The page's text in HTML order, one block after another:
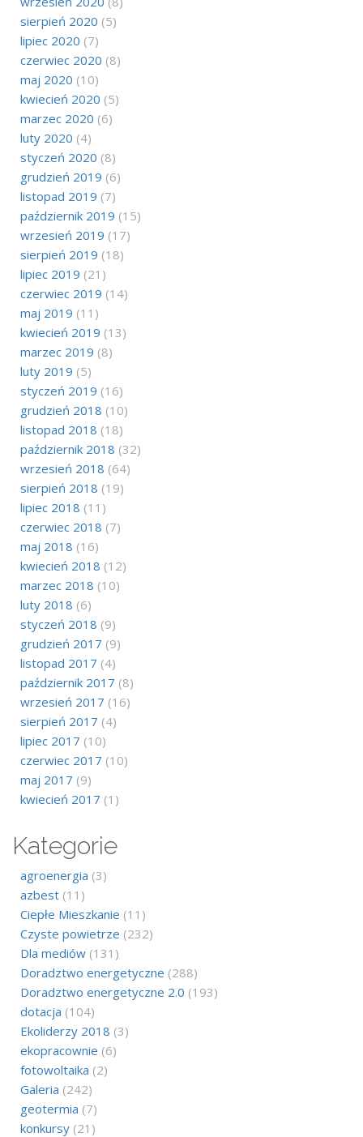
sierpień 2020 (5)
lipiec 2020 (7)
czerwiec 2020 (8)
maj 2020 (10)
kwiecień 2020 (5)
marzec 2020 (6)
luty 2020 (4)
styczeń 2020 (8)
grudzień 2019 (6)
listopad 2019 (7)
październik 2019 (15)
wrzesień 2019 (17)
sierpień 2019 (18)
lipiec 2019 (21)
czerwiec 2019 (14)
maj 2019 (11)
kwiecień 2019 (13)
marzec 2019 (8)
luty 2019 (5)
styczeń 2019 (16)
grudzień 2018 (10)
listopad 2018 (18)
październik 2018 (32)
wrzesień 2018 (64)
sierpień 2018 (19)
lipiec 2018 (11)
czerwiec 2018 (7)
maj 2018 (16)
kwiecień 2018 (12)
marzec 2018 (10)
luty 2018 (6)
styczeń 2018 (9)
grudzień 2017 (9)
listopad 2017 (4)
październik 2017 (8)
wrzesień 2017 (16)
sierpień 2017 (4)
lipiec 2017 (10)
czerwiec 2017 (10)
maj 2017 (9)
kwiecień 2017 (1)
Kategorie
agroenergia (3)
azbest (11)
Ciepłe Mieszkanie (11)
Czyste powietrze (232)
Dla mediów (131)
Doradztwo energetyczne (288)
Doradztwo energetyczne 2.0 (193)
dotacja (104)
Ekoliderzy 2018 (3)
ekopracownie (6)
fotowoltaika (2)
Galeria (242)
geotermia (7)
konkursy (21)